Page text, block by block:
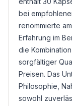
bei
renommierte
Erfahrung im
die
sorgfältiger
Preisen. Das
Philosophie,
sowohl